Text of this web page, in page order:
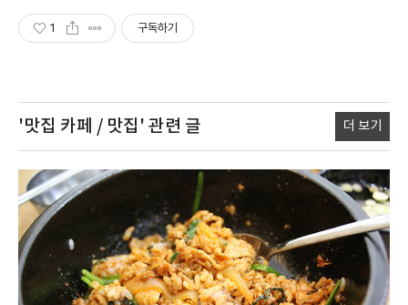
1 구독하기
'맛집 카페 / 맛집' 관련 글 더 보기